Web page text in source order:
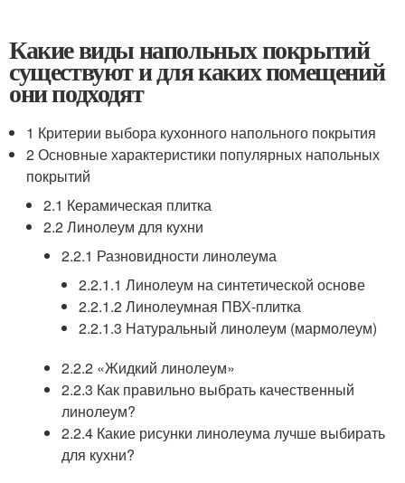
Какие виды напольных покрытий
существуют и для каких помещений
они подходят
1 Критерии выбора кухонного напольного покрытия
2 Основные характеристики популярных напольных
покрытий
2.1 Керамическая плитка
2.2 Линолеум для кухни
2.2.1 Разновидности линолеума
2.2.1.1 Линолеум на синтетической основе
2.2.1.2 Линолеумная ПВХ-плитка
2.2.1.3 Натуральный линолеум (мармолеум)
2.2.2 «Жидкий линолеум»
2.2.3 Как правильно выбрать качественный
линолеум?
2.2.4 Какие рисунки линолеума лучше выбирать
для кухни?